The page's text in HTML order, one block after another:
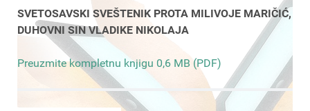
SVETOSAVSKI SVEŠTENIK PROTA MILIVOJE MARIČIĆ,
DUHOVNI SIN VLADIKE NIKOLAJA
Preuzmite kompletnu knjigu 0,6 MB (PDF)